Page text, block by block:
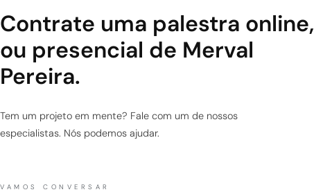
Contrate uma palestra online,
ou presencial de Merval
Pereira.
Tem um projeto em mente? Fale com um de nossos
especialistas. Nós podemos ajudar.
VAMOS CONVERSAR